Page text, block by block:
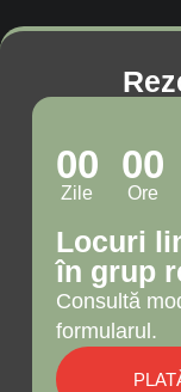
00
Zile
00
Ore
Locuri
în grup
Consultă
formularul.